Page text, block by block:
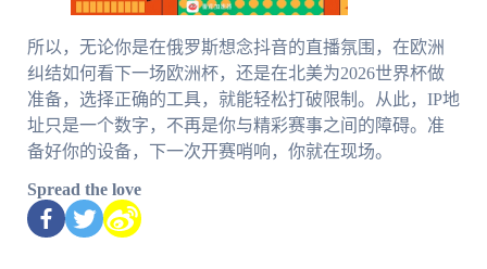
所以，无论你是在俄罗斯想念抖音的直播氛围，在欧洲
纠结如何看下一场欧洲杯，还是在北美为2026世界杯做
准备，选择正确的工具，就能轻松打破限制。从此，IP地
址只是一个数字，不再是你与精彩赛事之间的障碍。准
备好你的设备，下一次开赛哨响，你就在现场。
Spread the love